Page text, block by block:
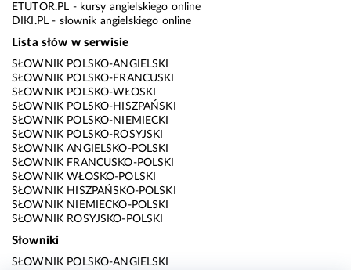
ETUTOR.PL - kursy angielskiego online
DIKI.PL - słownik angielskiego online
Lista słów w serwisie
SŁOWNIK POLSKO-ANGIELSKI
SŁOWNIK POLSKO-FRANCUSKI
SŁOWNIK POLSKO-WŁOSKI
SŁOWNIK POLSKO-HISZPAŃSKI
SŁOWNIK POLSKO-NIEMIECKI
SŁOWNIK POLSKO-ROSYJSKI
SŁOWNIK ANGIELSKO-POLSKI
SŁOWNIK FRANCUSKO-POLSKI
SŁOWNIK WŁOSKO-POLSKI
SŁOWNIK HISZPAŃSKO-POLSKI
SŁOWNIK NIEMIECKO-POLSKI
SŁOWNIK ROSYJSKO-POLSKI
Słowniki
SŁOWNIK POLSKO-ANGIELSKI